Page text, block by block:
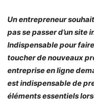
Un entrepreneur
pas se passer d’un site
Indispensable pour
toucher de nouveaux
entreprise en ligne
est indispensable de
éléments essentiels